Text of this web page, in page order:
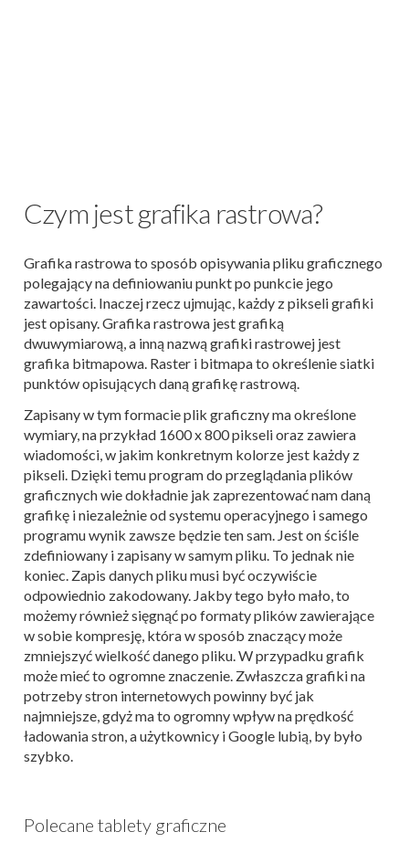
Czym jest grafika rastrowa?
Grafika rastrowa to sposób opisywania pliku graficznego
polegający na definiowaniu punkt po punkcie jego
zawartości. Inaczej rzecz ujmując, każdy z pikseli grafiki
jest opisany. Grafika rastrowa jest grafiką
dwuwymiarową, a inną nazwą grafiki rastrowej jest
grafika bitmapowa. Raster i bitmapa to określenie siatki
punktów opisujących daną grafikę rastrową.
Zapisany w tym formacie plik graficzny ma określone
wymiary, na przykład 1600 x 800 pikseli oraz zawiera
wiadomości, w jakim konkretnym kolorze jest każdy z
pikseli. Dzięki temu program do przeglądania plików
graficznych wie dokładnie jak zaprezentować nam daną
grafikę i niezależnie od systemu operacyjnego i samego
programu wynik zawsze będzie ten sam. Jest on ściśle
zdefiniowany i zapisany w samym pliku. To jednak nie
koniec. Zapis danych pliku musi być oczywiście
odpowiednio zakodowany. Jakby tego było mało, to
możemy również sięgnąć po formaty plików zawierające
w sobie kompresję, która w sposób znaczący może
zmniejszyć wielkość danego pliku. W przypadku grafik
może mieć to ogromne znaczenie. Zwłaszcza grafiki na
potrzeby stron internetowych powinny być jak
najmniejsze, gdyż ma to ogromny wpływ na prędkość
ładowania stron, a użytkownicy i Google lubią, by było
szybko.
Polecane tablety graficzne